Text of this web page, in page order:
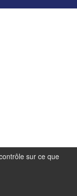
sur ce que